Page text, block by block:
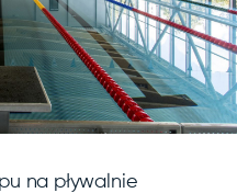
na pływalnie